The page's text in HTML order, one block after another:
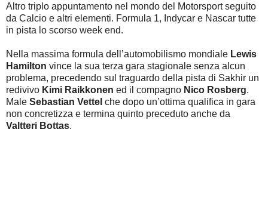
Altro triplo appuntamento nel mondo del Motorsport seguito
da Calcio e altri elementi. Formula 1, Indycar e Nascar tutte
in pista lo scorso week end.
Nella massima formula dell’automobilismo mondiale Lewis
Hamilton vince la sua terza gara stagionale senza alcun
problema, precedendo sul traguardo della pista di Sakhir un
redivivo Kimi Raikkonen ed il compagno Nico Rosberg.
Male Sebastian Vettel che dopo un’ottima qualifica in gara
non concretizza e termina quinto preceduto anche da
Valtteri Bottas.